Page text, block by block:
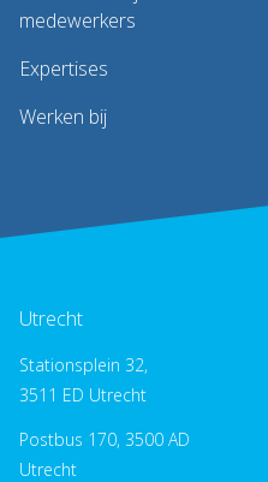
medewerkers
Expertises
Werken bij
Utrecht
Stationsplein 32,
3511 ED Utrecht
Postbus 170, 3500 AD
Utrecht